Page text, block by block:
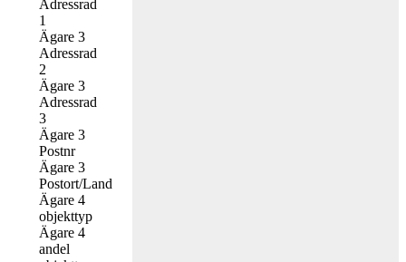
Adressrad
1
Ägare 3
Adressrad
2
Ägare 3
Adressrad
3
Ägare 3
Postnr
Ägare 3
Postort/Land
Ägare 4
objekttyp
Ägare 4
andel